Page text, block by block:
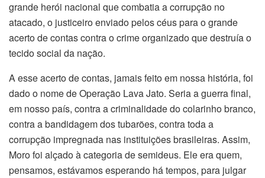
grande herói nacional que combatia a corrupção no
atacado, o justiceiro enviado pelos céus para o grande
acerto de contas contra o crime organizado que destruía o
tecido social da nação.
A esse acerto de contas, jamais feito em nossa história, foi
dado o nome de Operação Lava Jato. Seria a guerra final,
em nosso país, contra a criminalidade do colarinho branco,
contra a bandidagem dos tubarões, contra toda a
corrupção impregnada nas instituições brasileiras. Assim,
Moro foi alçado à categoria de semideus. Ele era quem,
pensamos, estávamos esperando há tempos, para julgar